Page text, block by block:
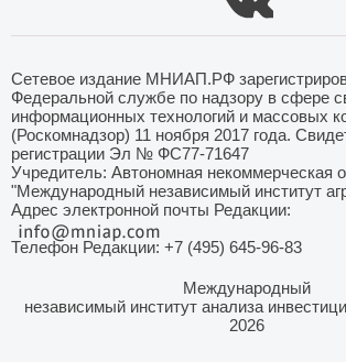
Сетевое издание МНИАП.РФ
Федеральной службе по надзору в сфере
информационных технологий и массовых
(Роскомнадзор) 11 ноября 2017 года.
регистрации Эл № ФС77-71647
Учредитель: Автономная некоммерческая
"Международный независимый институт
Адрес электронной почты Редакции:
Телефон Редакции: +7 (495) 645-96-83
Международный
независимый институт анализа
2026